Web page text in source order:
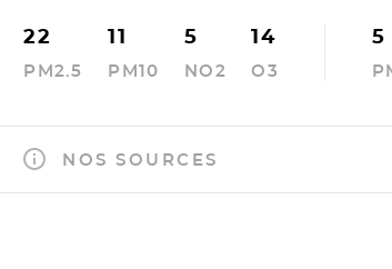
22
PM2.5
11
PM10
5
NO2
14
O3
5
NOS SOURCES